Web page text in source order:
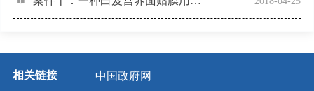
相关链接 中国政府网